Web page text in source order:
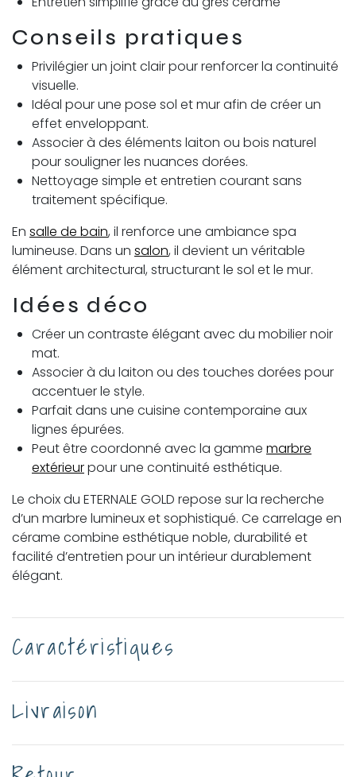
Conseils pratiques
Privilégier un joint clair pour renforcer la continuité
visuelle.
Idéal pour une pose sol et mur afin de créer un
effet enveloppant.
Associer à des éléments laiton ou bois naturel
pour souligner les nuances dorées.
Nettoyage simple et entretien courant sans
traitement spécifique.
En salle de bain, il renforce une ambiance spa
lumineuse. Dans un salon, il devient un véritable
élément architectural, structurant le sol et le mur.
Idées déco
Créer un contraste élégant avec du mobilier noir
mat.
Associer à du laiton ou des touches dorées pour
accentuer le style.
Parfait dans une cuisine contemporaine aux
lignes épurées.
Peut être coordonné avec la gamme marbre
extérieurpour une continuité esthétique.
Le choix du ETERNALE GOLD repose sur la recherche
d’un marbre lumineux et sophistiqué. Ce carrelage en
cérame combine esthétique noble, durabilité et
facilité d’entretien pour un intérieur durablement
élégant.
Caractéristiques
Livraison